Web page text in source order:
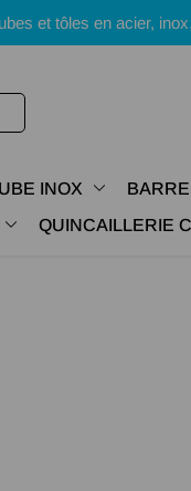
et tôles en acier,
INOX
QUINCAILLERIE